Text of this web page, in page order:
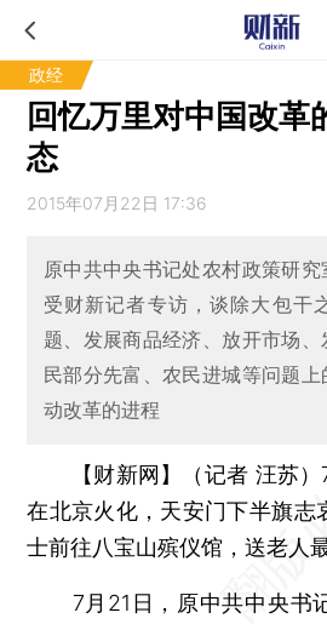
政经
回忆万里对中国改革
态
2015年07月22日 17:36
原中共中央书记处农村政策研
受财新记者专访，谈除大包干
题、发展商品经济、放开市场
民部分先富、农民进城等问题
动改革的进程
【财新网】（记者 汪苏）
在北京火化，天安门下半旗志
士前往八宝山殡仪馆，送老人
7月21日，原中共中央书